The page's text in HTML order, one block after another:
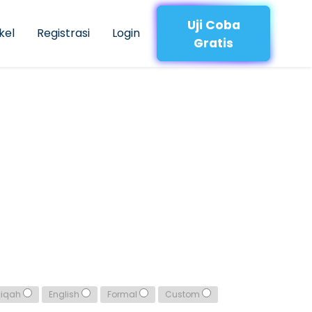
Registrasi Login
Uji Coba
Gratis
English Formal Custom